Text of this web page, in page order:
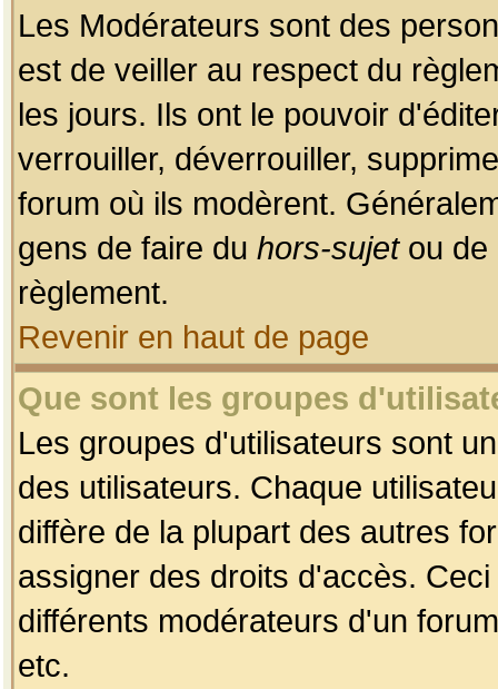
Les Modérateurs sont des
est de veiller au respect du
les jours. Ils ont le pouvoir
verrouiller, déverrouiller,
forum où ils modèrent.
gens de faire du hors-sujetou de
règlement.
Revenir en haut de page
Que sont les groupes
Les groupes d'utilisateurs sont
des utilisateurs. Chaque
diffère de la plupart des autres
assigner des droits d'accès.
différents modérateurs d'un
etc.